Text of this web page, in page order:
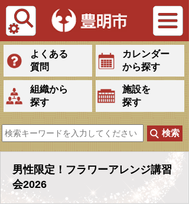
Tiếng Việt
よくある
質問
カレンダー
から探す
組織から
探す
施設を
探す
男性限定！フラワーアレンジ講習
会2026